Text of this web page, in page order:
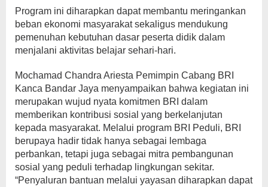
Program ini diharapkan dapat membantu meringankan
beban ekonomi masyarakat sekaligus mendukung
pemenuhan kebutuhan dasar peserta didik dalam
menjalani aktivitas belajar sehari-hari.
Mochamad Chandra Ariesta Pemimpin Cabang BRI
Kanca Bandar Jaya menyampaikan bahwa kegiatan ini
merupakan wujud nyata komitmen BRI dalam
memberikan kontribusi sosial yang berkelanjutan
kepada masyarakat. Melalui program BRI Peduli, BRI
berupaya hadir tidak hanya sebagai lembaga
perbankan, tetapi juga sebagai mitra pembangunan
sosial yang peduli terhadap lingkungan sekitar.
“Penyaluran bantuan melalui yayasan diharapkan dapat